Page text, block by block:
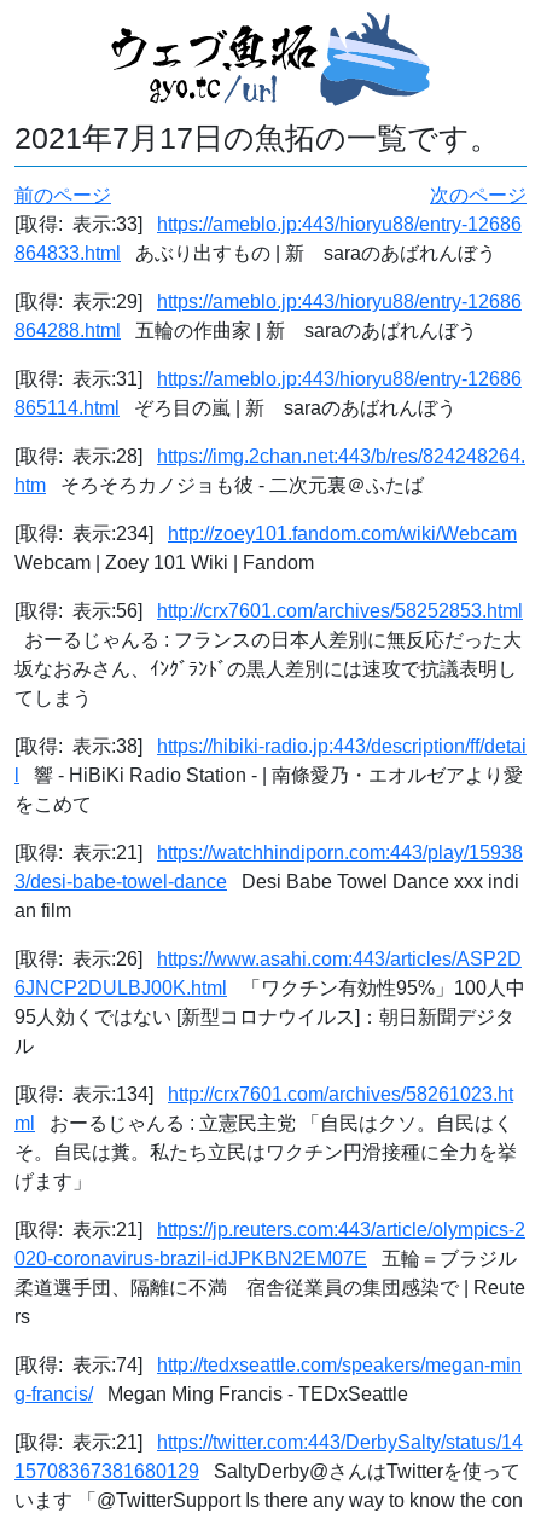
2021年7月17日の魚拓の一覧です。
前のページ
次のページ
[取得: 表示:33]
https://ameblo.jp:443/hioryu88/entry-12686
864833.html
あぶり出すもの | 新 saraのあばれんぼう
[取得: 表示:29]
https://ameblo.jp:443/hioryu88/entry-12686
864288.html
五輪の作曲家 | 新 saraのあばれんぼう
[取得: 表示:31]
https://ameblo.jp:443/hioryu88/entry-12686
865114.html
ぞろ目の嵐 | 新 saraのあばれんぼう
[取得: 表示:28]
https://img.2chan.net:443/b/res/824248264.
htm そろそろカノジョも彼 - 二次元裏＠ふたば
[取得: 表示:234]
http://zoey101.fandom.com/wiki/Webcam
Webcam | Zoey 101 Wiki | Fandom
[取得: 表示:56]
http://crx7601.com/archives/58252853.html
おーるじゃんる : フランスの日本人差別に無反応だった大
坂なおみさん、ｲﾝｸﾞﾗﾝﾄﾞの黒人差別には速攻で抗議表明し
てしまう
[取得: 表示:38]
https://hibiki-radio.jp:443/description/ff/detai
響 - HiBiKi Radio Station - | 南條愛乃・エオルゼアより愛
をこめて
[取得: 表示:21]
https://watchhindiporn.com:443/play/15938
3/desi-babe-towel-dance Desi Babe Towel Dance xxx indi
an film
[取得: 表示:26]
https://www.asahi.com:443/articles/ASP2D
6JNCP2DULBJ00K.html
「ワクチン有効性95%」100人中
95人効くではない [新型コロナウイルス]：朝日新聞デジタ
ル
[取得: 表示:134]
http://crx7601.com/archives/58261023.ht
ml
おーるじゃんる : 立憲民主党 「自民はクソ。自民はく
そ。自民は糞。私たち立民はワクチン円滑接種に全力を挙
げます」
[取得: 表示:21]
https://jp.reuters.com:443/article/olympics-2
020-coronavirus-brazil-idJPKBN2EM07E 五輪＝ブラジル
柔道選手団、隔離に不満 宿舎従業員の集団感染で | Reute
rs
[取得: 表示:74]
http://tedxseattle.com/speakers/megan-min
g-francis/Megan Ming Francis - TEDxSeattle
[取得: 表示:21]
https://twitter.com:443/DerbySalty/status/14
15708367381680129 SaltyDerby@さんはTwitterを使って
います 「@TwitterSupport Is there any way to know the con